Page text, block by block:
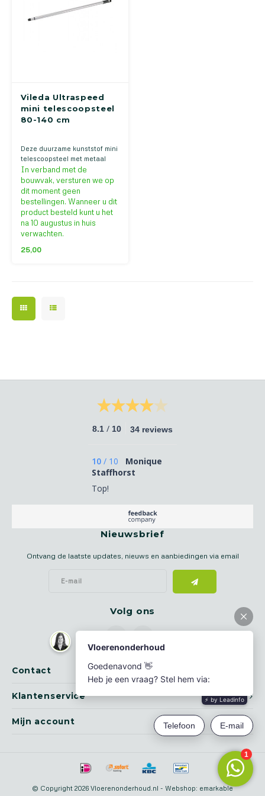
Vileda Ultraspeed
mini telescoopsteel
80-140 cm
Deze duurzame kunststof mini
telescoopsteel met metaal
finish heeft een prettige grip
en is snel én gemakkelijk op
de juiste hoogte in te stellen
(80-140cm)
In verband met de
bouwvak, versturen we op
dit moment geen
bestellingen. Wanneer u dit
product besteld kunt u het
na 10 augustus in huis
verwachten.
25,00
Contact
Nieuwsbrief
Ontvang de laatste updates, nieuws en aanbiedingen via email
Volg ons
8.1 / 10 34 reviews
10 / 10
Monique
Staffhorst
Top!
Klantenservice
Mijn account
© Copyright 2026 Vloerenonderhoud.nl - Webshop: emarkable